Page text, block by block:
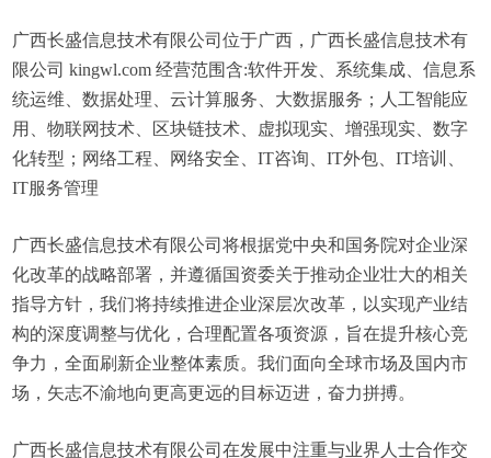
广西长盛信息技术有限公司位于广西，广西长盛信息技术有
限公司 kingwl.com 经营范围含:软件开发、系统集成、信息系
统运维、数据处理、云计算服务、大数据服务；人工智能应
用、物联网技术、区块链技术、虚拟现实、增强现实、数字
化转型；网络工程、网络安全、IT咨询、IT外包、IT培训、
IT服务管理
广西长盛信息技术有限公司将根据党中央和国务院对企业深
化改革的战略部署，并遵循国资委关于推动企业壮大的相关
指导方针，我们将持续推进企业深层次改革，以实现产业结
构的深度调整与优化，合理配置各项资源，旨在提升核心竞
争力，全面刷新企业整体素质。我们面向全球市场及国内市
场，矢志不渝地向更高更远的目标迈进，奋力拼搏。
广西长盛信息技术有限公司在发展中注重与业界人士合作交